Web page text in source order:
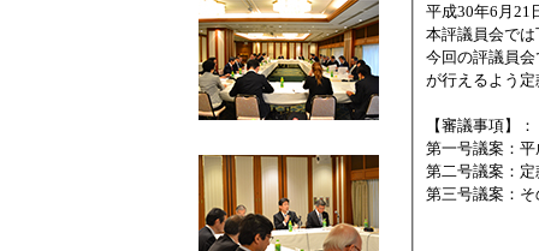
平成30年6月21
本評議員会で
今回の評議員
が行えるよう
【審議事項】：
第一号議案：
第二号議案：
第三号議案：そ